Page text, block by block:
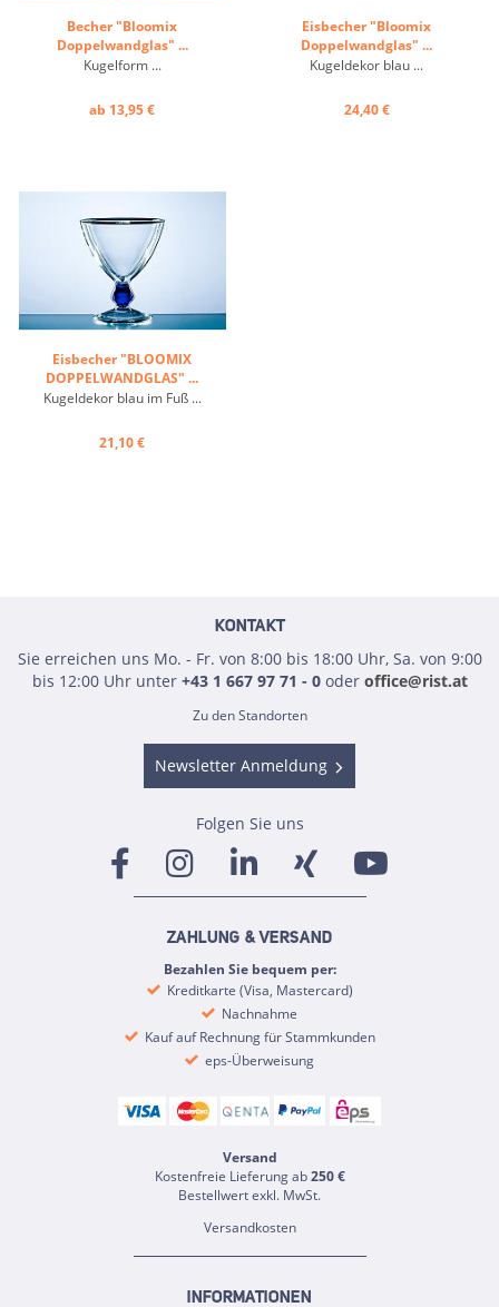
Becher "Bloomix
Doppelwandglas" ...
Kugelform ...
ab 13,95 €
Eisbecher "Bloomix
Doppelwandglas" ...
Kugeldekor blau ...
24,40 €
Eisbecher "BLOOMIX
DOPPELWANDGLAS" ...
Kugeldekor blau im Fuß ...
21,10 €
KONTAKT
Sie erreichen uns Mo. - Fr. von 8:00 bis 18:00 Uhr, Sa. von 9:00
bis 12:00 Uhr unter +43 1 667 97 71 - 0oder office@rist.at
Zu den Standorten
Newsletter Anmeldung
Folgen Sie uns
ZAHLUNG & VERSAND
Bezahlen Sie bequem per:
Kreditkarte (Visa, Mastercard)
Nachnahme
Kauf auf Rechnung für Stammkunden
eps-Überweisung
Versand
Kostenfreie Lieferung ab250 €
Bestellwert exkl. MwSt.
Versandkosten
INFORMATIONEN